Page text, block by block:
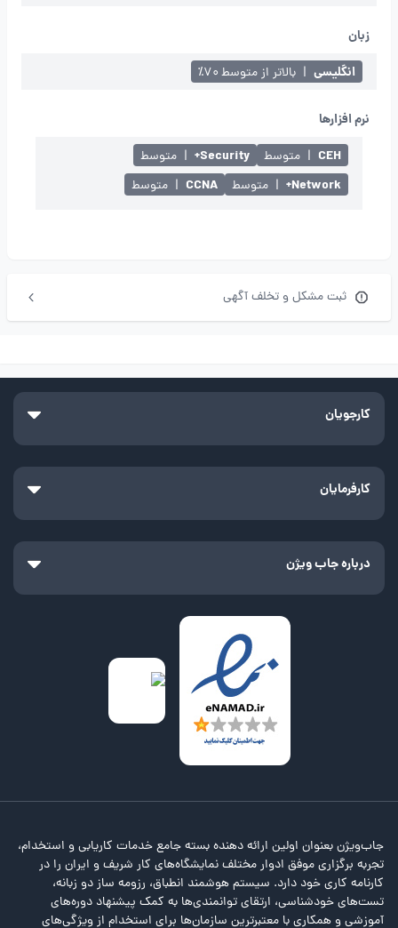
زبان
انگلیسی | بالاتر از متوسط ۷۰٪
نرم افزارها
CEH
| متوسط Security+
| متوسط
Network+
| متوسط CCNA
| متوسط
ثبت مشکل و تخلف آگهی
کارجویان
کارفرمایان
درباره جاب ویژن
جاب‌ویژن بعنوان اولین ارائه دهنده بسته جامع خدمات کاریابی و استخدام،
تجربه برگزاری موفق ادوار مختلف نمایشگاه‌های کار شریف و ایران را در
کارنامه کاری خود دارد. سیستم هوشمند انطباق، رزومه ساز دو زبانه،
تست‌های خودشناسی، ارتقای توانمندی‌ها به کمک پیشنهاد دوره‌های
آموزشی و همکاری با معتبرترین سازمان‌ها برای استخدام از ویژگی‌های